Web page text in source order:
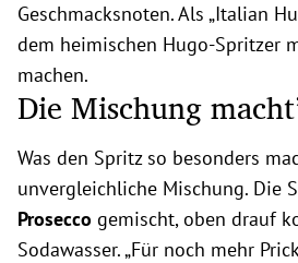
Geschmacksnoten. Als „Italian
dem heimischen Hugo-Spritzer
machen.
Die Mischung
Was den Spritz so besonders
unvergleichliche Mischung. Die
Prosecco gemischt, oben drauf
Sodawasser. „Für noch mehr